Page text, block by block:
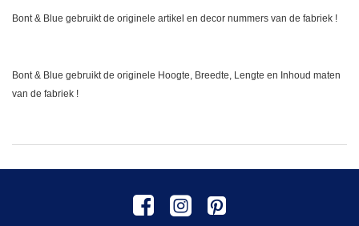
Bont & Blue gebruikt de originele artikel en decor nummers van de fabriek !
Bont & Blue gebruikt de originele Hoogte, Breedte, Lengte en Inhoud maten
van de fabriek !